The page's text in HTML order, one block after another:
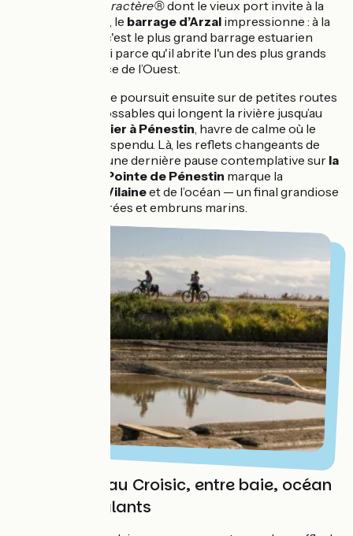
Petite Cité de Caractère®dont le vieux port invite à la
flânerie. Plus loin, le barrage d’Arzal impressionne : à la
fois par sa taille, c'est le plus grand barrage estuarien
d'Europe, et aussi parce qu'il abrite l'un des plus grands
ports de plaisance de l’Ouest.
L’itinéraire vélo se poursuit ensuite sur de petites routes
et chemins carrossables qui longent la rivière jusqu’au
port de Tréhiguier à Pénestin, havre de calme où le
temps semble suspendu. Là, les reflets changeants de
l’eau appellent à une dernière pause contemplative sur la
Pointe de Pénestin marque la
la Vilaineet de l’océan — un final grandiose
entre falaises dorées et embruns marins.
De Pénestin au Croisic, entre baie, océan
et marais salants